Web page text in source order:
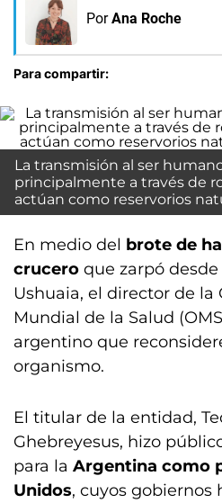
Por Ana Roche
Para compartir:
La transmisión al ser
principalmente a través de
actúan como reservorios
En medio del brote de
crucero que zarpó
Ushuaia, el director de la
Mundial de la Salud
argentino que
organismo.
El titular de la entidad,
Ghebreyesus, hizo
para la Argentina como
Unidos, cuyos gobiernos